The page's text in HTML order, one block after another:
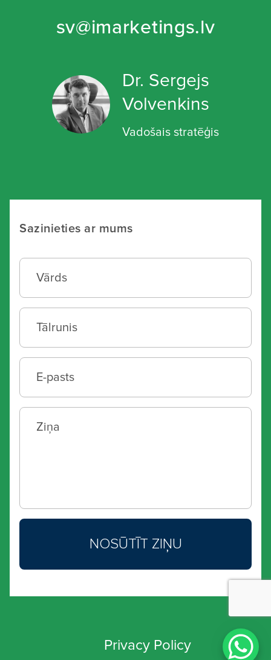
sv@imarketings.lv
Dr. Sergejs
Volvenkins
Vadošais stratēģis
Sazinieties ar mums
Privacy Policy